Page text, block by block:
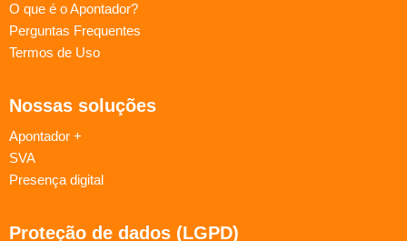
O que é o Apontador?
Perguntas Frequentes
Termos de Uso
Nossas soluções
Apontador +
SVA
Presença digital
Proteção de dados (LGPD)